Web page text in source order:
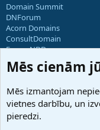
Domain Summit
DNForum
Acorn Domains
ConsultDomain
ForumNDD
Domainforum.ro
27.be
Hostmaria
Atbalsts
Mēs cienām
Mēs izmantojam
vietnes darbību, un
pieredzi.